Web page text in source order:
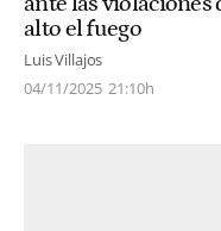
alto el fuego
Luis Villajos
04/11/2025 21:10h